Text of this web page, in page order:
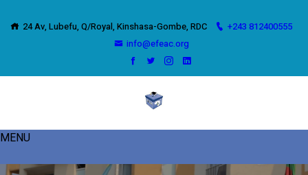
24 Av, Lubefu, Q/Royal, Kinshasa-Gombe, RDC
+243 812400555
info@efeac.org